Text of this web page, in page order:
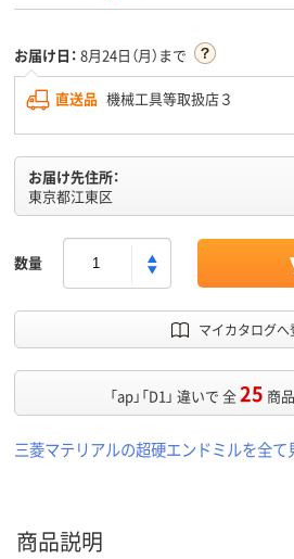
お届け日： 8月24日（月）まで
直送品 機械工具等取扱店３
お届け先住所：
東京都江東区
数量
マイカタログへ
「ap」「D1」 違いで 全25 商
三菱マテリアルの超硬エンドミルを全て
商品説明